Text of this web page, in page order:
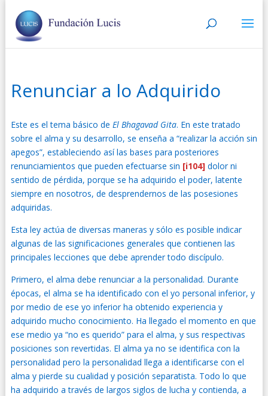
Renunciar a lo Adquirido
Este es el tema básico de El Bhagavad Gita. En este tratado
sobre el alma y su desarrollo, se enseña a “realizar la acción sin
apegos”, estableciendo así las bases para posteriores
renunciamientos que pueden efectuarse sin [i104]dolor ni
sentido de pérdida, porque se ha adquirido el poder, latente
siempre en nosotros, de desprendernos de las posesiones
adquiridas.
Esta ley actúa de diversas maneras y sólo es posible indicar
algunas de las significaciones generales que contienen las
principales lecciones que debe aprender todo discípulo.
Primero, el alma debe renunciar a la personalidad. Durante
épocas, el alma se ha identificado con el yo personal inferior, y
por medio de ese yo inferior ha obtenido experiencia y
adquirido mucho conocimiento. Ha llegado el momento en que
ese medio ya “no es querido” para el alma, y sus respectivas
posiciones son revertidas. El alma ya no se identifica con la
personalidad pero la personalidad llega a identificarse con el
alma y pierde su cualidad y posición separatista. Todo lo que
ha adquirido a través de largos siglos de lucha y contienda, a